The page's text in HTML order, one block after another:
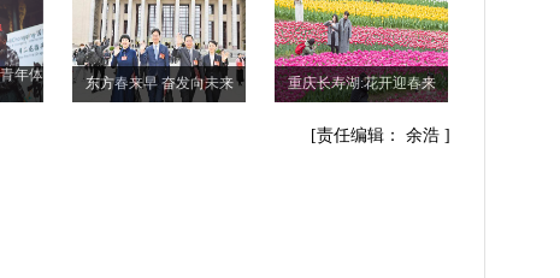
年体
东方春来早 奋发向未来 重庆长寿湖:花开迎春来
[责任编辑： 余浩 ]